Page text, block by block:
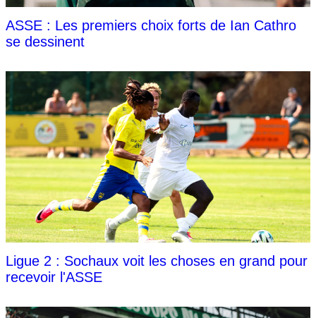
ASSE : Les premiers choix forts de Ian Cathro
se dessinent
Ligue 2 : Sochaux voit les choses en grand pour
recevoir l'ASSE